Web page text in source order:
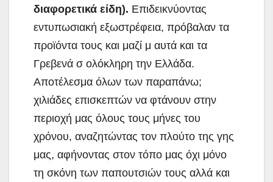
διαφορετικά είδη). Επιδεικνύοντας
εντυπωσιακή εξωστρέφεια, πρόβαλαν τα
προϊόντα τους και μαζί μ αυτά και τα
Γρεβενά σ ολόκληρη την Ελλάδα.
Αποτέλεσμα όλων των παραπάνω;
χιλιάδες επισκεπτών να φτάνουν στην
περιοχή μας όλους τους μήνες του
χρόνου, αναζητώντας τον πλούτο της γης
μας, αφήνοντας στον τόπο μας όχι μόνο
τη σκόνη των παπουτσιών τους αλλά και